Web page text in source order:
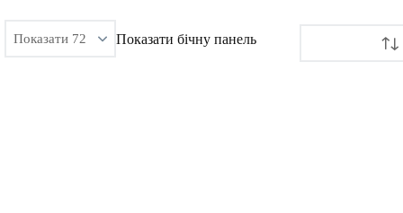
Показати бічну панель